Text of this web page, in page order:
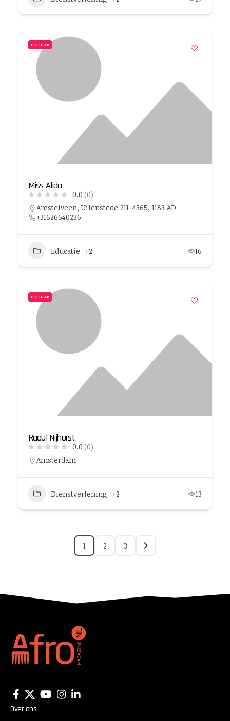
POPULAR
Miss Alida
0.0 (0)
Amstelveen, Uilenstede 211-4365, 1183 AD
+31626640236
Educatie +2 16
POPULAR
Raoul Nijhorst
0.0 (0)
Amsterdam
Dienstverlening +2 13
1 2 3
Over ons